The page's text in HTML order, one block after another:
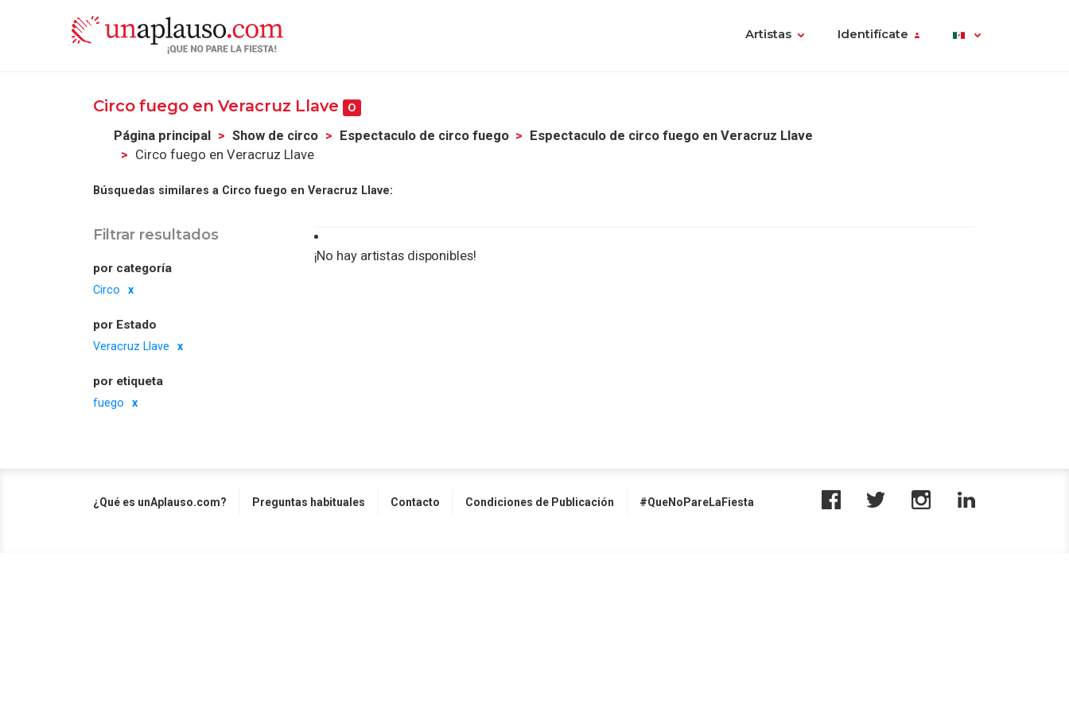
Artistas Identifícate
Circo fuego en Veracruz Llave 0
Página principal Show de circo Espectaculo de circo fuego
Espectaculo de circo fuego en Veracruz Llave
Circo fuego en Veracruz Llave
Búsquedas similares a Circo fuego en Veracruz Llave:
Filtrar resultados
por categoría
Circo
por Estado
Veracruz Llave
por etiqueta
fuego
¡No hay artistas disponibles!
¿Qué es unAplauso.com? Preguntas habituales Contacto Condiciones de Publicación #QueNoPareLaFiesta